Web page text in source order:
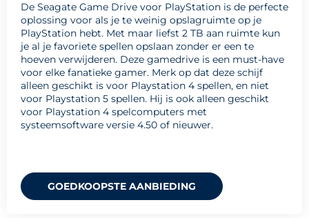
De Seagate Game Drive voor PlayStation is de perfecte
oplossing voor als je te weinig opslagruimte op je
PlayStation hebt. Met maar liefst 2 TB aan ruimte kun
je al je favoriete spellen opslaan zonder er een te
hoeven verwijderen. Deze gamedrive is een must-have
voor elke fanatieke gamer. Merk op dat deze schijf
alleen geschikt is voor Playstation 4 spellen, en niet
voor Playstation 5 spellen. Hij is ook alleen geschikt
voor Playstation 4 spelcomputers met
systeemsoftware versie 4.50 of nieuwer.
GOEDKOOPSTE AANBIEDING